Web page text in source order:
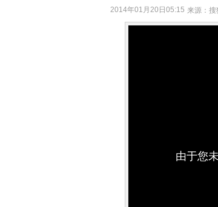
2014年01月20日05:15 来源： 搜
由于您